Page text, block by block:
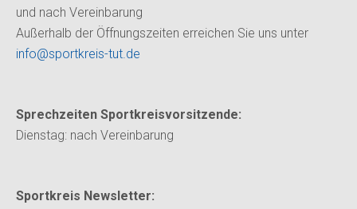
und nach Vereinbarung
Außerhalb der Öffnungszeiten erreichen Sie uns unter
info@sportkreis-tut.de
Sprechzeiten Sportkreisvorsitzende:
Dienstag: nach Vereinbarung
Sportkreis Newsletter: